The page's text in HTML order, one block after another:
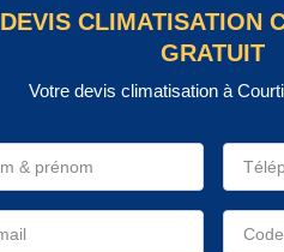
DEVIS CLIMATISATION
GRATUIT
Votre devis climatisation à